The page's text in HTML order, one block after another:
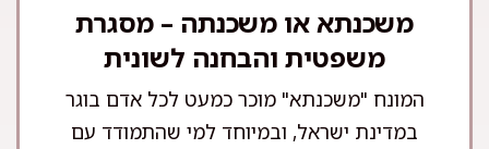
משכנתא או משכנתה – מסגרת
משפטית והבחנה לשונית
המונח "משכנתא" מוכר כמעט לכל אדם בוגר
במדינת ישראל, ובמיוחד למי שהתמודד עם